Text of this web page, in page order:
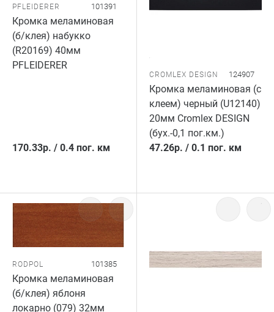
PFLEIDERER 101391
Кромка меламиновая
(б/клея) набукко
(R20169) 40мм
PFLEIDERER
170.33р. / 0.4 пог. км
CROMLEX DESIGN 124907
Кромка меламиновая (с
клеем) черный (U12140)
20мм Cromlex DESIGN
(бух.-0,1 пог.км.)
47.26р. / 0.1 пог. км
RODPOL 101385
Кромка меламиновая
(б/клея) яблоня
локарно (079) 32мм